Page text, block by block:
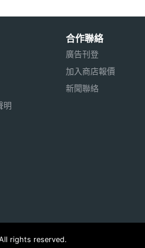
明
合作聯絡
廣告刊登
加入商店報價
新聞聯絡
rights reserved.